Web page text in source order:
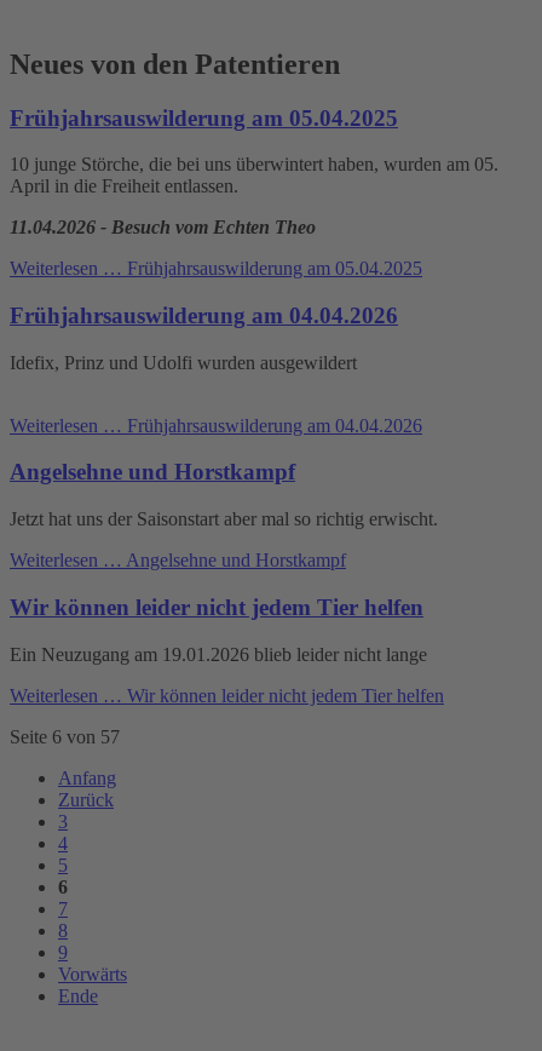
Neues von den Patentieren
Frühjahrsauswilderung am 05.04.2025
10 junge Störche, die bei uns überwintert haben, wurden am 05.
April in die Freiheit entlassen.
11.04.2026 - Besuch vom Echten Theo
Weiterlesen … Frühjahrsauswilderung am 05.04.2025
Frühjahrsauswilderung am 04.04.2026
Idefix, Prinz und Udolfi wurden ausgewildert
Weiterlesen … Frühjahrsauswilderung am 04.04.2026
Angelsehne und Horstkampf
Jetzt hat uns der Saisonstart aber mal so richtig erwischt.
Weiterlesen … Angelsehne und Horstkampf
Wir können leider nicht jedem Tier helfen
Ein Neuzugang am 19.01.2026 blieb leider nicht lange
Weiterlesen … Wir können leider nicht jedem Tier helfen
Seite 6 von 57
Anfang
Zurück
3
4
5
6
7
8
9
Vorwärts
Ende